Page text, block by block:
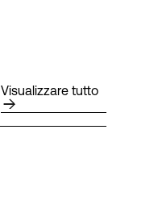
Visualizzare tutto